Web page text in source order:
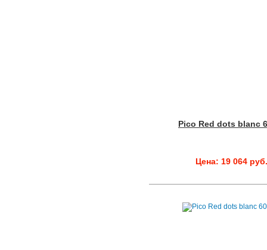
Pico Red dots blanc
Цена: 19 064 руб.